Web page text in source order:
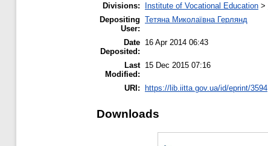
Divisions:
Institute of Vocational Education >
Depositing
User:
Тетяна Миколаївна Герлянд
Date
Deposited:
16 Apr 2014 06:43
Last
Modified:
15 Dec 2015 07:16
URI: https://lib.iitta.gov.ua/id/eprint/3594
Downloads